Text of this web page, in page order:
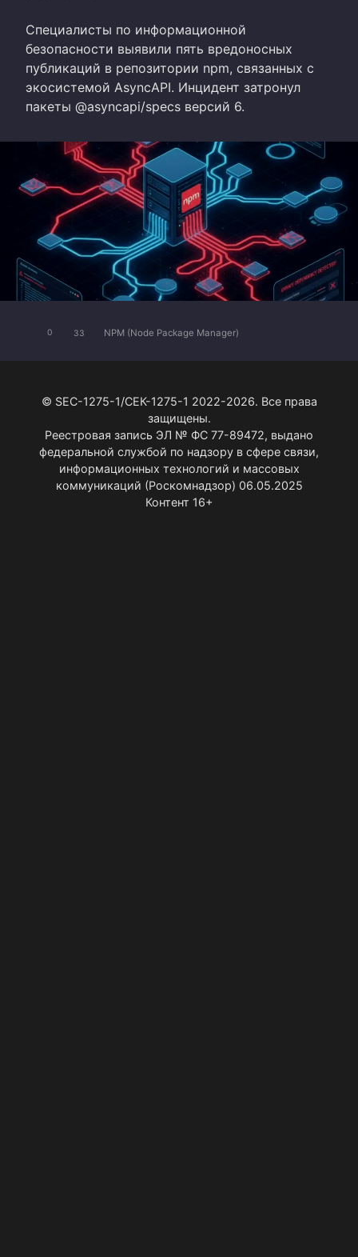
Специалисты по информационной
безопасности выявили пять вредоносных
публикаций в репозитории npm, связанных с
экосистемой AsyncAPI. Инцидент затронул
пакеты @asyncapi/specs версий 6.
0 33 NPM (Node Package Manager)
© SEC-1275-1/СЕК-1275-1 2022-2026. Все права
защищены.
Реестровая запись ЭЛ № ФС 77-89472, выдано
федеральной службой по надзору в сфере связи,
информационных технологий и массовых
коммуникаций (Роскомнадзор) 06.05.2025
Контент 16+